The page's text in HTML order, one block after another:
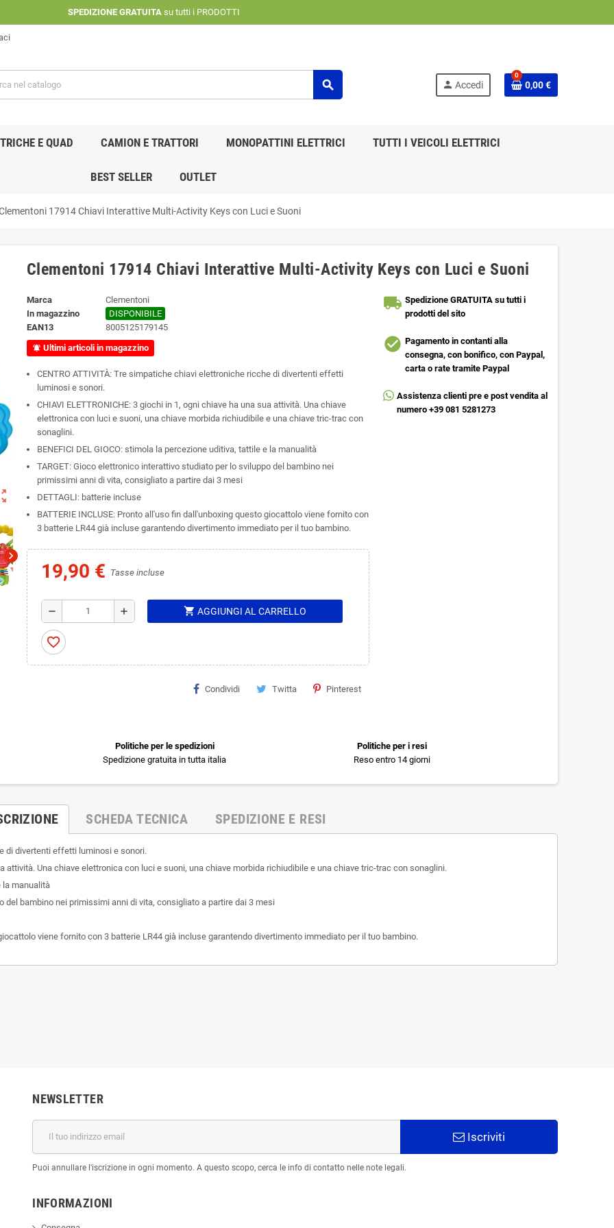
SPEDIZIONE GRATUITAsu tutti i PRODOTTI
search person Accedi
0
0,00 €
E QUAD CAMION E TRATTORI MONOPATTINI ELETTRICI TUTTI I VEICOLI ELETTRICI
BEST SELLER OUTLET
17914 Chiavi Interattive Multi-Activity Keys con Luci e Suoni
chevron_right
Clementoni 17914 Chiavi Interattive Multi-Activity Keys con Luci e Suoni
Marca
Clementoni
In magazzino
DISPONIBILE
EAN13
8005125179145
notifications_active Ultimi articoli in magazzino
CENTRO ATTIVITÀ: Tre simpatiche chiavi elettroniche ricche di divertenti effetti
luminosi e sonori.
CHIAVI ELETTRONICHE: 3 giochi in 1, ogni chiave ha una sua attività. Una chiave
elettronica con luci e suoni, una chiave morbida richiudibile e una chiave tric-trac con
sonaglini.
BENEFICI DEL GIOCO: stimola la percezione uditiva, tattile e la manualità
TARGET: Gioco elettronico interattivo studiato per lo sviluppo del bambino nei
primissimi anni di vita, consigliato a partire dai 3 mesi
DETTAGLI: batterie incluse
BATTERIE INCLUSE: Pronto all'uso fin dall'unboxing questo giocattolo viene fornito con
3 batterie LR44 già incluse garantendo divertimento immediato per il tuo bambino.
19,90 € Tasse incluse
remove add shopping_cart AGGIUNGI AL CARRELLO
favorite_border
Condividi Twitta Pinterest
local_shipping Spedizione GRATUITA su tutti i
prodotti del sito
check_circle Pagamento in contanti alla
consegna, con bonifico, con Paypal,
carta o rate tramite Paypal
Assistenza clienti pre e post vendita al
numero +39 081 5281273
Politiche per le spedizioni
Spedizione gratuita in tutta italia
Politiche per i resi
Reso entro 14 giorni
SCHEDA TECNICA SPEDIZIONE E RESI
di divertenti effetti luminosi e sonori.
attività. Una chiave elettronica con luci e suoni, una chiave morbida richiudibile e una chiave tric-trac con sonaglini.
la manualità
del bambino nei primissimi anni di vita, consigliato a partire dai 3 mesi
viene fornito con 3 batterie LR44 già incluse garantendo divertimento immediato per il tuo bambino.
NEWSLETTER
Iscriviti
Puoi annullare l'iscrizione in ogni momento. A questo scopo, cerca le info di contatto nelle note legali.
INFORMAZIONI